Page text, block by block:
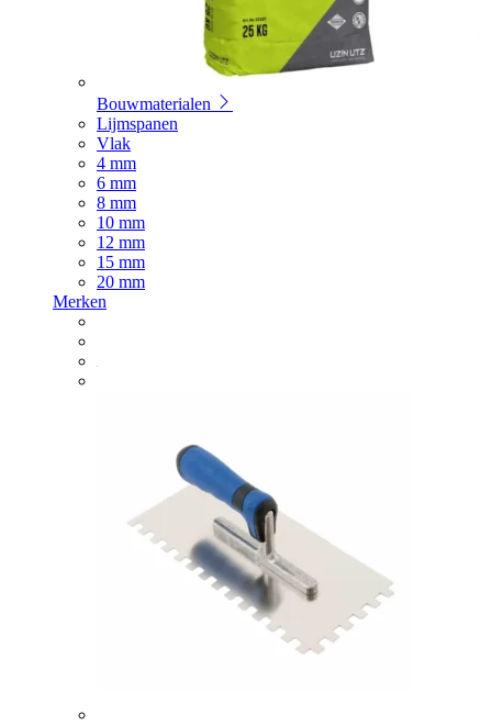
Bouwmaterialen
Lijmspanen
Vlak
4 mm
6 mm
8 mm
10 mm
12 mm
15 mm
20 mm
Merken